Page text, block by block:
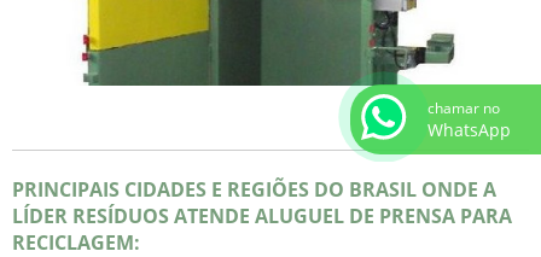
PRINCIPAIS CIDADES E REGIÕES DO BRASIL ONDE A
LÍDER RESÍDUOS ATENDE ALUGUEL DE PRENSA PARA
RECICLAGEM:
chamar no
WhatsApp